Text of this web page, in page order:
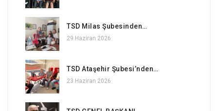
TSD Milas Şubesinden…
29 Haziran 2026
TSD Ataşehir Şubesi’nden…
23 Haziran 2026